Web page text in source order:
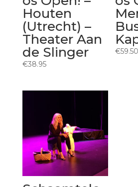
Houten
(Utrecht) –
Theater Aan
de Slinger
€38.95
€59.50